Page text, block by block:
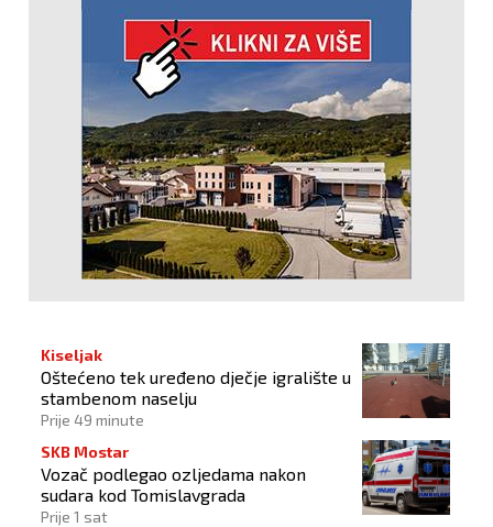
Kiseljak
Oštećeno tek uređeno dječje igralište u
stambenom naselju
Prije 49 minute
SKB Mostar
Vozač podlegao ozljedama nakon
sudara kod Tomislavgrada
Prije 1 sat